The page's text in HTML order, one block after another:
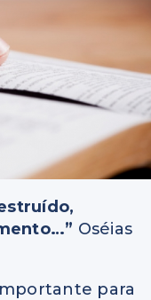
Oséias
para